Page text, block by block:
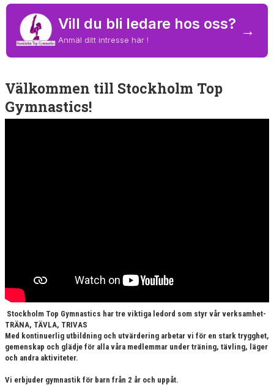
Vill du bli ledare hos oss?
Anmäl ditt intresse här !
→
Välkommen till Stockholm Top
Gymnastics!
Stockholm Top Gymnastics har tre viktiga ledord som styr vår verksamhet-
TRÄNA, TÄVLA, TRIVAS
Med kontinuerlig utbildning och utvärdering arbetar vi för en stark trygghet,
gemenskap och glädje för alla våra medlemmar under träning, tävling, läger
och andra aktiviteter.
Vi erbjuder gymnastik för barn från 2 år och uppåt.